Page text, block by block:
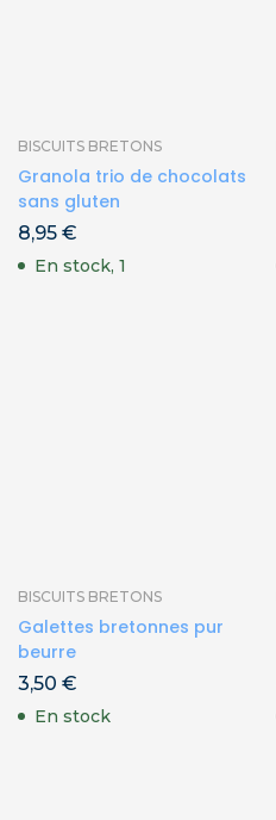
BISCUITS BRETONS
Granola trio de chocolats
sans gluten
8,95 €
En stock, 1
BISCUITS BRETONS
Galettes bretonnes pur
beurre
3,50 €
En stock